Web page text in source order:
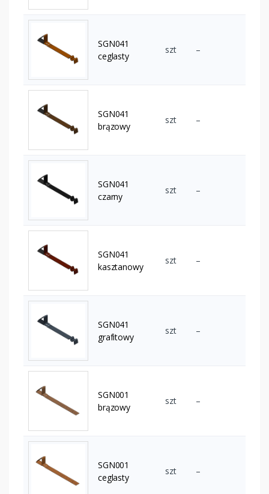
SGN041
ceglasty
szt –
SGN041
brązowy
szt –
SGN041
czarny
szt –
SGN041
kasztanowy
szt –
SGN041
grafitowy
szt –
SGN001
brązowy
szt –
SGN001
ceglasty
szt –